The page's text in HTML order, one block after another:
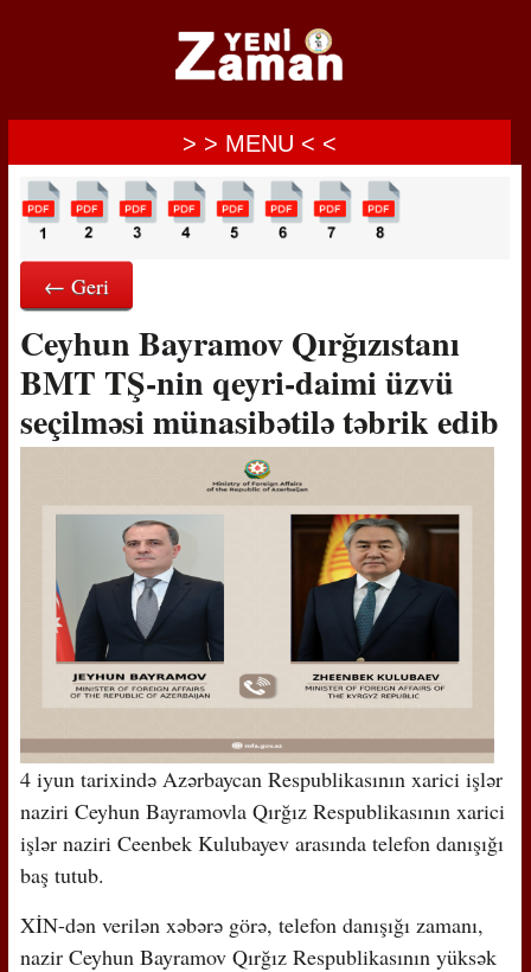
> > MENU < <
← Geri
Ceyhun Bayramov Qırğızıstanı
BMT TŞ-nin qeyri-daimi üzvü
seçilməsi münasibətilə təbrik edib
4 iyun tarixində Azərbaycan Respublikasının xarici işlər
naziri Ceyhun Bayramovla Qırğız Respublikasının xarici
işlər naziri Ceenbek Kulubayev arasında telefon danışığı
baş tutub.
XİN-dən verilən xəbərə görə, telefon danışığı zamanı,
nazir Ceyhun Bayramov Qırğız Respublikasının yüksək